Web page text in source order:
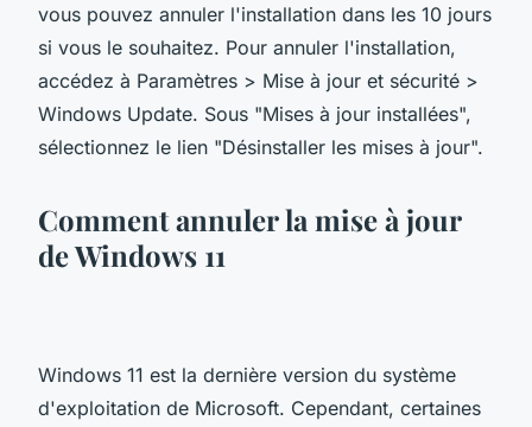
vous pouvez annuler l'installation dans les 10 jours
si vous le souhaitez. Pour annuler l'installation,
accédez à Paramètres > Mise à jour et sécurité >
Windows Update. Sous "Mises à jour installées",
sélectionnez le lien "Désinstaller les mises à jour".
Comment annuler la mise à jour
de Windows 11
Windows 11 est la dernière version du système
d'exploitation de Microsoft. Cependant, certaines